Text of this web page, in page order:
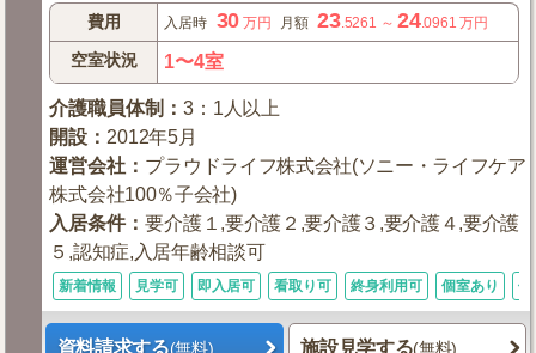
費用 入居時 30 万円 月額 23.5261 ～24.0961 万円
空室状況 1〜4室
介護職員体制 ：3：1人以上
開設 ： 2012年5月
運営会社 ： プラウドライフ株式会社(ソニー・ライフケア
株式会社100％子会社)
入居条件：要介護１,要介護２,要介護３,要介護４,要介護
５,認知症,入居年齢相談可
新着情報 見学可 即入居可 看取り可 終身利用可 個室あり 体
資料請求する(無料) 施設見学する(無料)